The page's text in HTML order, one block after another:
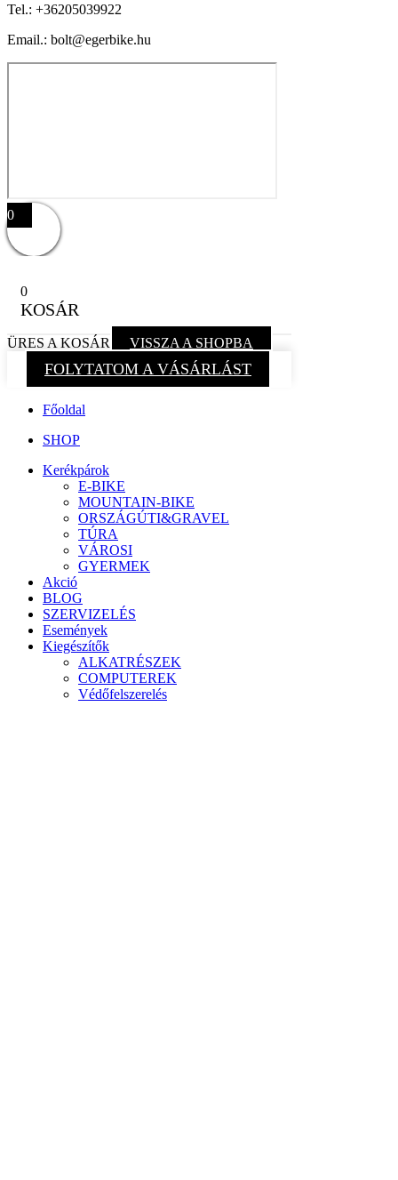
Tel.: +36205039922
Email.: bolt@egerbike.hu
0
0
KOSÁR
ÜRES A KOSÁR VISSZA A SHOPBA
FOLYTATOM A VÁSÁRLÁST
Főoldal
SHOP
Kerékpárok
E-BIKE
MOUNTAIN-BIKE
ORSZÁGÚTI&GRAVEL
TÚRA
VÁROSI
GYERMEK
Akció
BLOG
SZERVIZELÉS
Események
Kiegészítők
ALKATRÉSZEK
COMPUTEREK
Védőfelszerelés